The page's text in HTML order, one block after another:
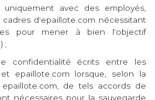
avec des employés,
d'epaillote.com nécessitant
pour mener à bien l'objectif
;
confidentialité écrits entre les
epaillote.com lorsque, selon la
de tels accords de
nécessaires pour la sauvegarde